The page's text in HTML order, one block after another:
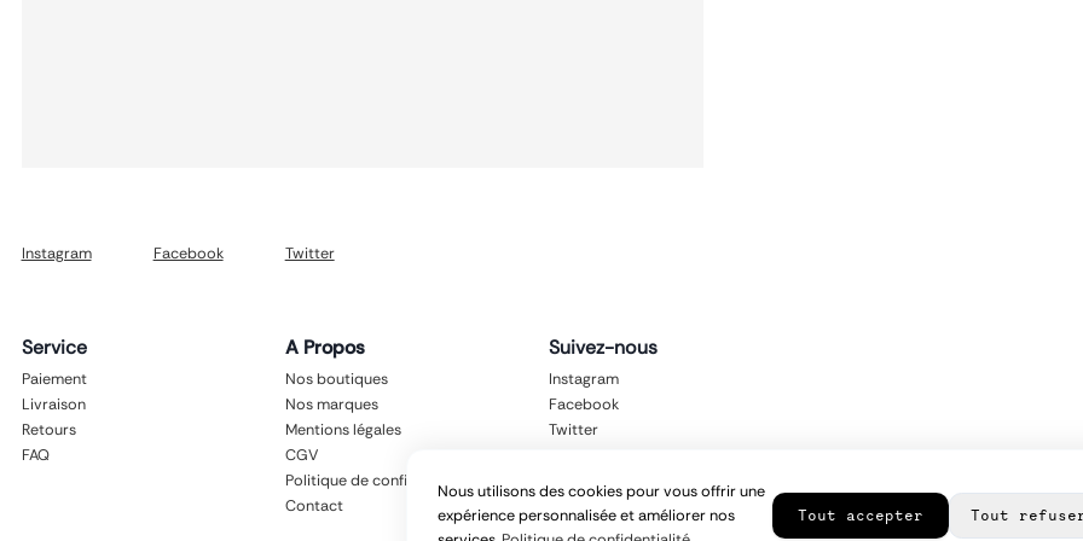
Instagram Facebook Twitter
Service
Paiement
Livraison
Retours
FAQ
A Propos
Nos boutiques
Nos marques
Mentions légales
CGV
Politique de confidentialité
Contact
Suivez-nous
Instagram
Facebook
Twitter
Nous utilisons des cookies pour vous offrir une
expérience personnalisée et améliorer nos
Tout accepter Tout